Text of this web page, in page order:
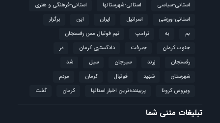
استانی-سیاسی
استانی-شهرستانها
استانی-فرهنگی و هنری
استانی-ورزشی
اسرائیل ایران این
برگزار
بم
به ترامپ
تیم فوتبال مس رفسنجان
جنوب کرمان
جیرفت دادگستری کرمان
در
رفسنجان
زرند سیرجان سیل
شد
شهرستان
شهید فوتبال كرمان
مردم
ویروس کرونا
پربیننده‌ترین اخبار استانها کرمان گفت
تبلیغات متنی شما